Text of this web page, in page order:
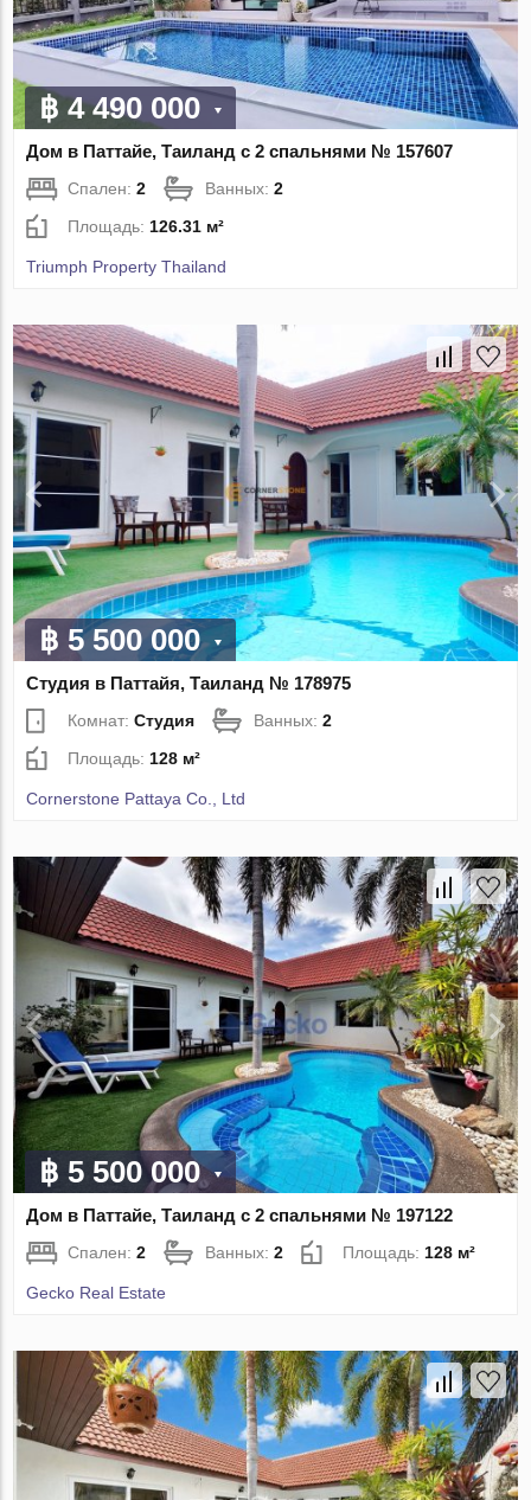
฿ 4 490 000
Дом в Паттайе, Таиланд с 2 спальнями № 157607
Спален:2 Ванных:2
Площадь:126.31 м²
Triumph Property Thailand
฿ 5 500 000
Студия в Паттайя, Таиланд № 178975
Комнат:Студия Ванных:2
Площадь: 128 м²
Cornerstone Pattaya Co., Ltd
฿ 5 500 000
Дом в Паттайе, Таиланд с 2 спальнями № 197122
Спален:2 Ванных:2 Площадь: 128 м²
Gecko Real Estate